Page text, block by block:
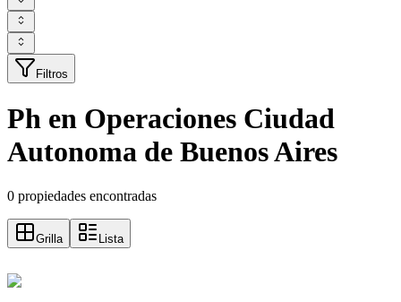
Filtros
Ph en Operaciones Ciudad
Autonoma de Buenos Aires
0 propiedades encontradas
Grilla Lista